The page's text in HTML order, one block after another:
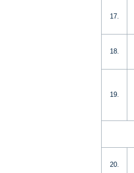
17.
18.
19.
20.